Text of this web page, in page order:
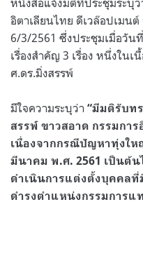
อิตาเลียนไทย ดีเวล๊อปเมน
6/3/2561 ซึ่งประชุมเมื่อวัน
เรื่องสำคัญ 3 เรื่อง หนึ่งในเ
ศ.ดร.มิ่งสรรพ์
มีใจความระบุว่า “มีมติรับท
สรรพ์ ขาวสอาด กรรมกา
เนื่องจากกรณีปัญหาทุ่งให
มีนาคม พ.ศ. 2561 เป็นต้
ดำเนินการแต่งตั้งบุคคล
ดำรงตำแหน่งกรรมการแ